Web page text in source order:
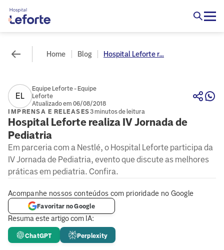
Home Blog Hospital Leforte r...
EL
Equipe Leforte - Equipe
Leforte
Atualizado em 06/08/2018
IMPRENSA E RELEASES3 minutos de leitura
Hospital Leforte realiza IV Jornada de
Pediatria
Em parceria com a Nestlé, o Hospital Leforte participa da
IV Jornada de Pediatria, evento que discute as melhores
práticas em pediatria. Confira.
Resuma este artigo com IA:
ChatGPT Perplexity
Acompanhe nossos conteúdos com prioridade no Google
Favoritar no Google